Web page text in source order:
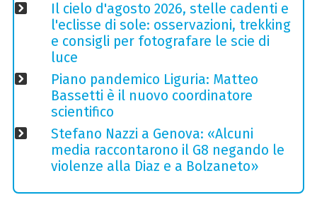
Il cielo d'agosto 2026, stelle cadenti e
l'eclisse di sole: osservazioni, trekking
e consigli per fotografare le scie di
luce
Piano pandemico Liguria: Matteo
Bassetti è il nuovo coordinatore
scientifico
Stefano Nazzi a Genova: «Alcuni
media raccontarono il G8 negando le
violenze alla Diaz e a Bolzaneto»